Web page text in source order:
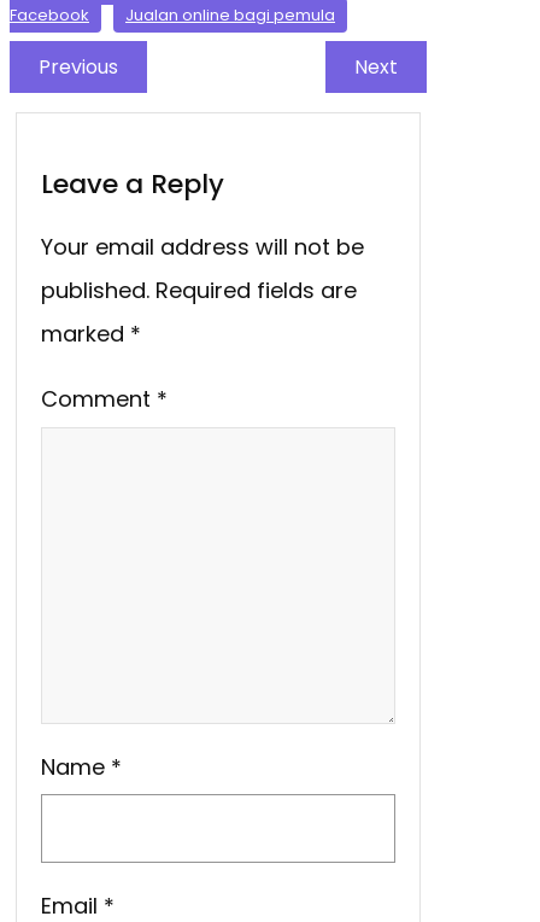
Facebook
Jualan online bagi pemula
Previous Next
Leave a Reply
Your email address will not be
published. Required fields are
marked *
Comment *
Name *
Email *